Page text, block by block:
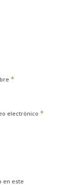
*
electrónico *
en este